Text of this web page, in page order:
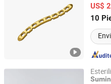
US$
10
Jiangsu, China